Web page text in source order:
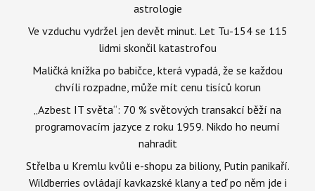
astrologie
Ve vzduchu vydržel jen devět minut. Let Tu-154 se 115
lidmi skončil katastrofou
Maličká knížka po babičce, která vypadá, že se každou
chvíli rozpadne, může mít cenu tisíců korun
„Azbest IT světa“: 70 % světových transakcí běží na
programovacím jazyce z roku 1959. Nikdo ho neumí
nahradit
Střelba u Kremlu kvůli e-shopu za biliony, Putin panikaří.
Wildberries ovládají kavkazské klany a teď po něm jde i